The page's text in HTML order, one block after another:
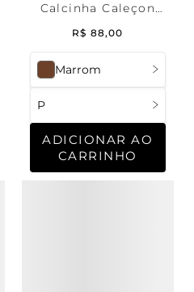
Marrom
P
ADICIONAR AO
CARRINHO
Calcinha Caleçon
Renda Deep Brown
R$ 88,00